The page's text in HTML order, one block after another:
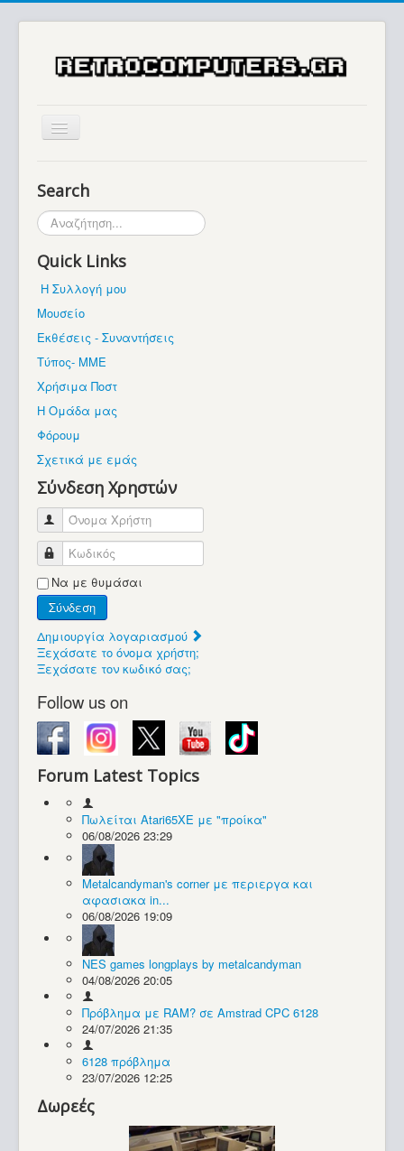
Μουσείο
Βρίσκεστε εδώ:
Συλλογές / Projects
Search
Αναζήτηση...
Quick Links
Η Συλλογή μου
Μουσείο
Εκθέσεις - Συναντήσεις
Τύπος- ΜΜΕ
Χρήσιμα Ποστ
Η Ομάδα μας
Φόρουμ
Σχετικά με εμάς
Σύνδεση Χρηστών
Όνομα Χρήστη
Κωδικός
Να με θυμάσαι
Σύνδεση
Δημιουργία λογαριασμού
Ξεχάσατε το όνομα χρήστη;
Ξεχάσατε τον κωδικό σας;
Follow us on
Forum Latest Topics
Πωλείται Atari65XE με "προίκα"
06/08/2026 23:29
Metalcandyman's corner με περιεργα και
αφασιακα in...
06/08/2026 19:09
NES games longplays by metalcandyman
04/08/2026 20:05
Πρόβλημα με RAM? σε Amstrad CPC 6128
24/07/2026 21:35
6128 πρόβλημα
23/07/2026 12:25
Δωρεές